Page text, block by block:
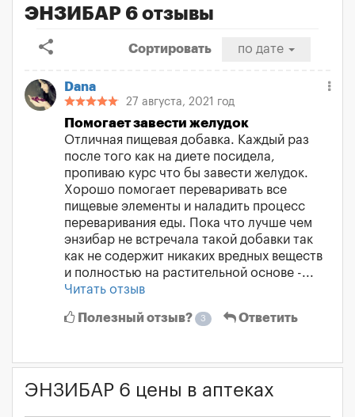
ЭНЗИБАР 6 отзывы
share
Сортировать по дате
Dana
27 августа, 2021 год
Помогает завести желудок
Отличная пищевая добавка. Каждый раз
после того как на диете посидела,
пропиваю курс что бы завести желудок.
Хорошо помогает переваривать все
пищевые элементы и наладить процесс
переваривания еды. Пока что лучше чем
энзибар не встречала такой добавки так
как не содержит никаких вредных веществ
и полностью на растительной основе -...
Читать отзыв
Полезный отзыв? 3 Ответить
ЭНЗИБАР 6 цены в аптеках